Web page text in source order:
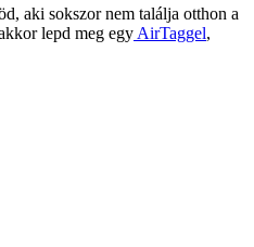
aki sokszor nem találja otthon a
lepd meg egyAirTaggel,